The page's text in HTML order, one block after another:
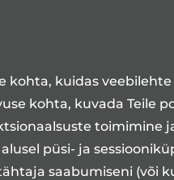
kohta, kuidas
kohta, kuvada Teile
toimimine
püsi- ja
saabumiseni (või